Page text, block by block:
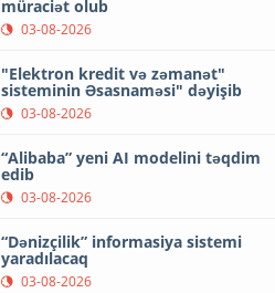
müraciət olub
03-08-2026
"Elektron kredit və zəmanət"
sisteminin Əsasnaməsi" dəyişib
03-08-2026
“Alibaba” yeni AI modelini təqdim
edib
03-08-2026
“Dənizçilik” informasiya sistemi
yaradılacaq
03-08-2026